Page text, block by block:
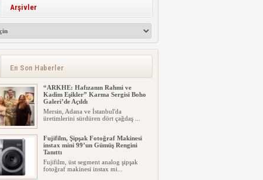
Arşivler
En Son Haberler
“ARKHE: Hafızanın Rahmi ve
Kadim Eşikler” Karma Sergisi Boho
Galeri’de Açıldı
Mersin, Adana ve İstanbul'da
üretimlerini sürdüren dört çağdaş ...
Fujifilm, Şipşak Fotoğraf Makinesi
instax mini 99’un Gümüş Rengini
Tanıttı
Fujifilm, üst segment analog şipşak
fotoğraf makinesi instax mi...